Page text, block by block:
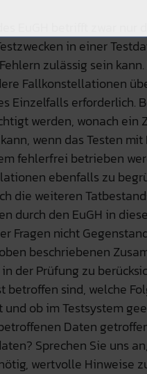
EuGH betrifft zwar nur
in einer
zulässig sein
Fallkonstellationen
Einzelfalls erforderlich.
werden, wonach
wenn das Testen
fehlerfrei betrieben
ebenfalls zu
die weiteren
durch den EuGH in
Fragen nicht
beschriebenen
der Prüfung zu
betroffen sind, welche
ob im Testsystem
Daten
Sprechen Sie uns
wertvolle Hinweise